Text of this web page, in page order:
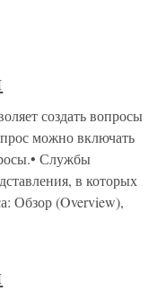
создать вопросы
можно включать
Службы
в которых
Обзор (Overview),